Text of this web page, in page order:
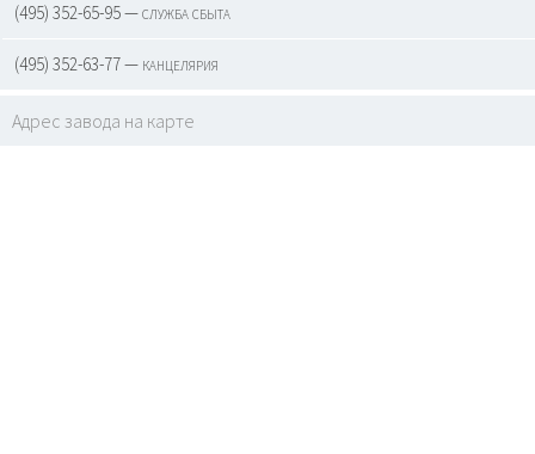
(495) 352-65-95 — служба сбыта
(495) 352-63-77 — канцелярия
Адрес завода на карте